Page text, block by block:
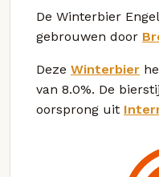
De Winterbier
gebrouwen door
Deze Winterbier
van 8.0%. De
oorsprong uit